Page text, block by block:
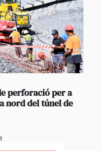
perforació per a
nord del túnel de